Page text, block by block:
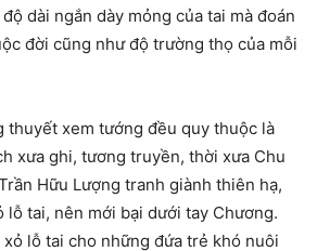
dài ngắn dày mỏng của tai mà đoán
đời cũng như độ trường thọ của mỗi
thuyết xem tướng đều quy thuộc là
xưa ghi, tương truyền, thời xưa Chu
Hữu Lượng tranh giành thiên hạ,
lỗ tai, nên mới bại dưới tay Chương.
lỗ tai cho những đứa trẻ khó nuôi